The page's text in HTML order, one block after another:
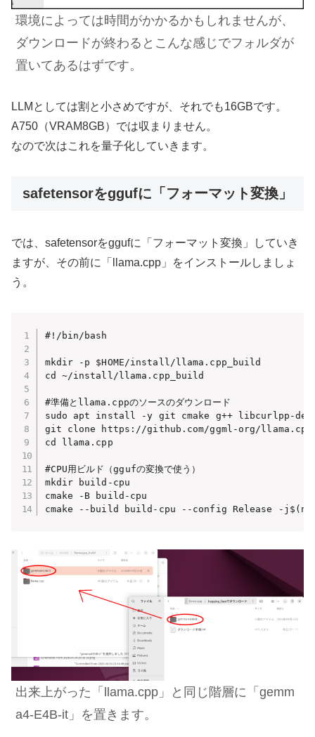
環境によっては時間がかかるかもしれませんが、
ダウンロードが終わるとこんな感じでフォルダが
置いてあるはずです。
LLMとしては割と小さめですが、それでも16GBです。
A750（VRAM8GB）では収まりません。
なので次はこれを量子化していきます。
safetensorをggufに「フォーマット変換」
では、safetensorをggufに「フォーマット変換」していき
ますが、その前に「llama.cpp」をインストールしましょ
う。
#!/bin/bash
mkdir -p $HOME/install/llama.cpp_build
cd ~/install/llama.cpp_build
#準備とllama.cppのソースのダウンロード
sudo apt install -y git cmake g++ libcurlpp-dev
git clone https://github.com/ggml-org/
cd llama.cpp
#CPU用ビルド（ggufの変換で使う）
mkdir build-cpu
cmake -B build-cpu
cmake --build build-cpu --config Release -
出来上がった「llama.cpp」と同じ階層に「gemm
a4-E4B-it」を置きます。